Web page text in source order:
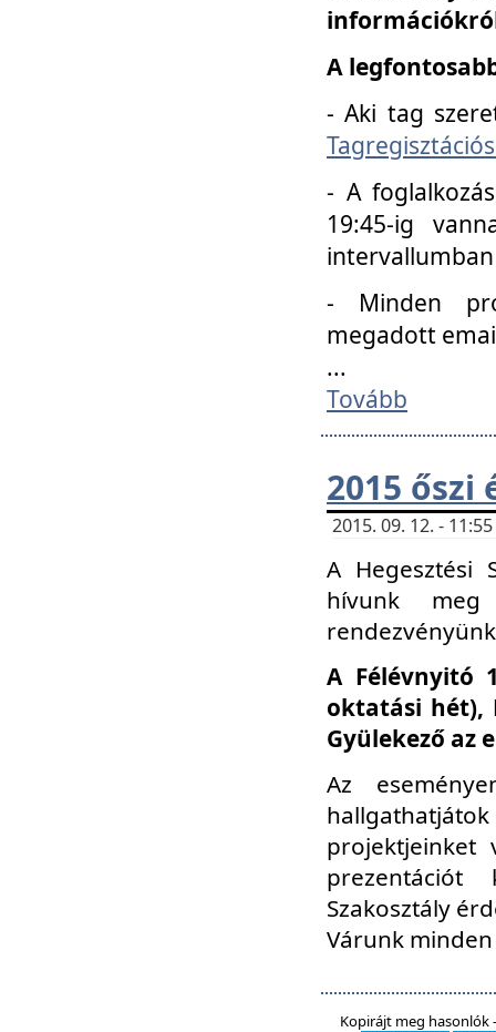
A
- Aki tag
- A
19:45-ig
- Minden
megadott
...
Tovább
2015
2015. 09. 12. -
A Hegesztési
hívunk
A Félévnyitó
oktatási hét),
Gyülekező az
Az
Szakosztály
Várunk
Kopirájt meg hasonlók